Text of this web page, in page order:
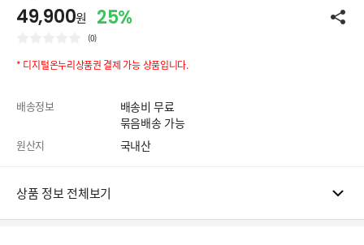
49,900원 25%
(0)
* 디지털온누리상품권 결제 가능 상품입니다.
배송정보
배송비 무료
묶음배송 가능
원산지 국내산
상품 정보 전체보기